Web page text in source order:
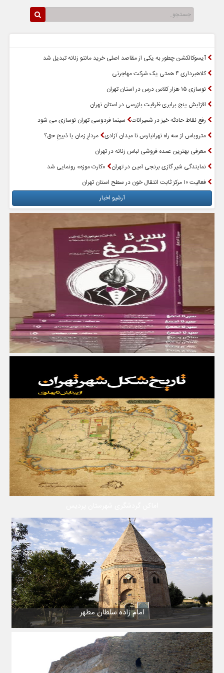
آیسوکالکشن چطور به یکی از مقاصد اصلی خرید مانتو زنانه تبدیل شد
کلاهبرداری ۴ همتی یک شرکت مهاجرتی
نوسازی ۱۵ هزار کلاس درس در استان تهران
افزایش پنج برابری ظرفیت بازرسی در استان تهران
رفع نقاط حادثه خیز در شمیرانات
سینما فردوسی تهران نوسازی می شود
متروباس از سه راه تهرانپارس تا میدان آزادی مردارِ زمان یا ذبیحِ حق؟
معرفی بهترین عمده فروشی لباس زنانه در تهران
نمایندگی شیر گازی برنجی امین در تهران
«کارت موزه» رونمایی شد
فعالیت ۱۰ مرکز ثابت انتقال خون در سطح استان تهران
آرشیو اخبار
امام زاده سلطان مطهر